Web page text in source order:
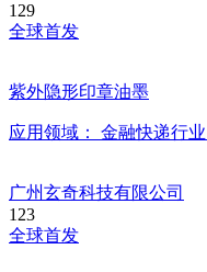
129
全球首发
紫外隐形印章油墨
应用领域： 金融快递行业
广州玄奇科技有限公司
123
全球首发